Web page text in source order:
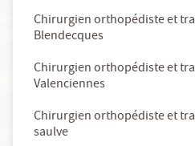
Chirurgien orthopédiste et
Blendecques
Chirurgien orthopédiste et
Valenciennes
Chirurgien orthopédiste et
saulve